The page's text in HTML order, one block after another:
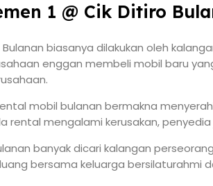
1 @ Cik Ditiro
biasanya dilakukan oleh
enggan membeli mobil baru
mobil bulanan bermakna
rental mengalami kerusakan,
banyak dicari kalangan
bersama keluarga bersilaturahmi